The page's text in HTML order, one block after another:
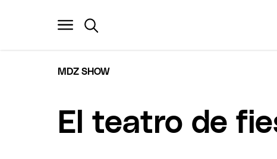
MDZ SHOW
El teatro de